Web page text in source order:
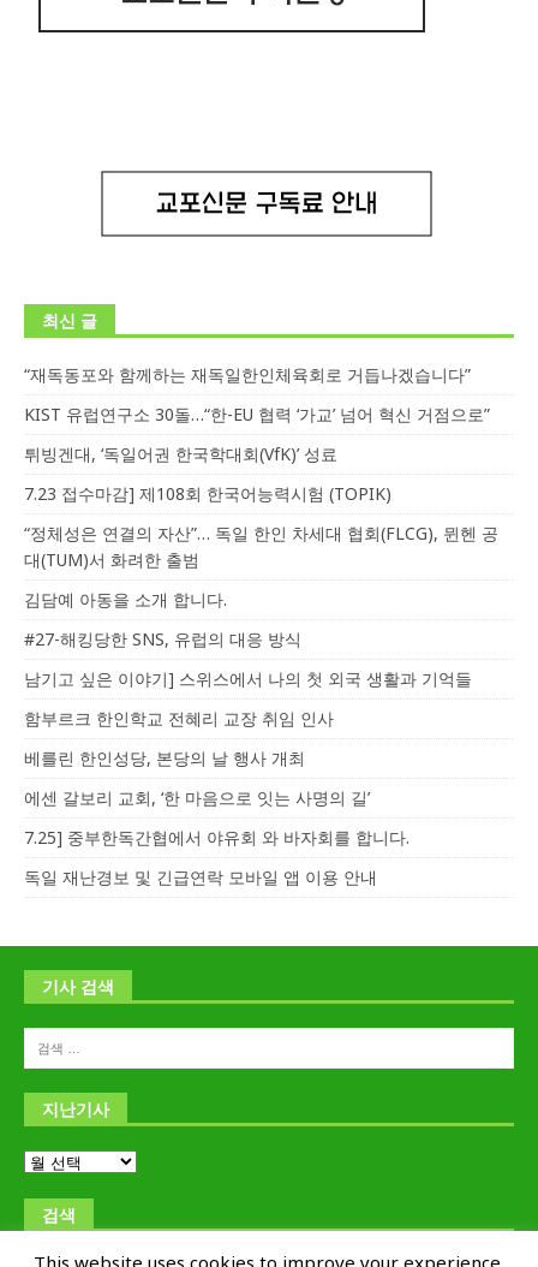
최신 글
“재독동포와 함께하는 재독일한인체육회로 거듭나겠습니다”
KIST 유럽연구소 30돌…“한-EU 협력 ‘가교’ 넘어 혁신 거점으로”
튀빙겐대, ‘독일어권 한국학대회(VfK)’ 성료
7.23 접수마감] 제108회 한국어능력시험 (TOPIK)
“정체성은 연결의 자산”… 독일 한인 차세대 협회(FLCG), 뮌헨 공
대(TUM)서 화려한 출범
김담예 아동을 소개 합니다.
#27-해킹당한 SNS, 유럽의 대응 방식
남기고 싶은 이야기] 스위스에서 나의 첫 외국 생활과 기억들
함부르크 한인학교 전혜리 교장 취임 인사
베를린 한인성당, 본당의 날 행사 개최
에센 갈보리 교회, ‘한 마음으로 잇는 사명의 길’
7.25] 중부한독간협에서 야유회 와 바자회를 합니다.
독일 재난경보 및 긴급연락 모바일 앱 이용 안내
기사 검색
지난기사
검색